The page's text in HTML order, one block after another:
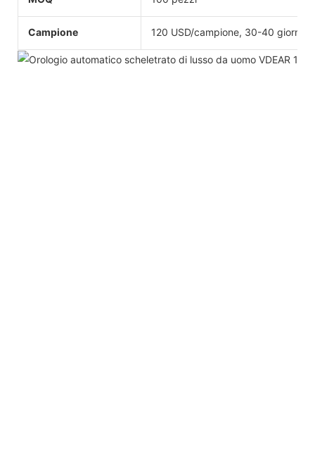
Campione 120 USD/campione, 30-40 giorni